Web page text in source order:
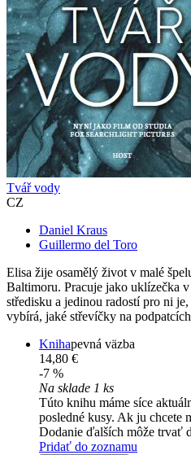
Tvář vody
CZ
Daniel Kraus
Guillermo del Toro
Elisa žije osamělý život v malé
Baltimoru. Pracuje jako uklízečka
středisku a jedinou radostí pro ni
vybírá, jaké střevíčky na
Knihapevná väzba
14,80 €
-7 %
Na sklade 1 ks
Túto knihu máme síce
posledné kusy. Ak ju chcete
Dodanie ďalších môže trvať
Pridať do zoznamu